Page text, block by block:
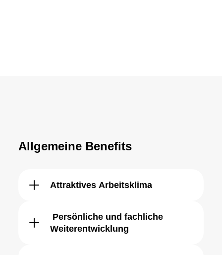
Allgemeine Benefits
Attraktives Arbeitsklima
Persönliche und fachliche
Weiterentwicklung